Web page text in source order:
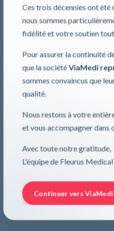
Ces trois décennies ont
nous sommes
fidélité et votre soutien
Pour assurer la continuité
que la sociétéViaMedi
sommes convaincus que
qualité.
Nous restons à votre
et vous accompagner dans
Avec toute notre gratitude,
L'équipe de Fleurus Medical
Continuer vers ViaMedi